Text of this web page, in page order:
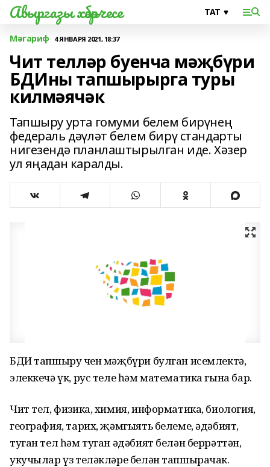
Авыргазы хәбәрчесе
Мәгариф 4 ЯНВАРЯ 2021, 18:37
Чит телләр буенча мәҗбүри
БДИны тапшырырга туры
килмәячәк
Тапшыру урта гомуми белем бирүнең
федераль дәүләт белем бирү стандарты
нигезендә планлаштырылган иде. Хәзер
ул яңадан каралды.
БДИ тапшыру өчен мәҗбүри булган исемлектә,
элеккечә үк, рус теле һәм математика гына бар.
Чит тел, физика, химия, информатика, биология,
география, тарих, җәмгыять белеме, әдәбият,
туган тел һәм туган әдәбият белән беррәттән,
укучылар үз теләкләре белән тапшырачак.